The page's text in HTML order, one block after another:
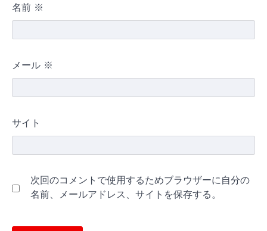
名前 ※
メール ※
サイト
次回のコメントで使用するためブラウザーに自分の
名前、メールアドレス、サイトを保存する。